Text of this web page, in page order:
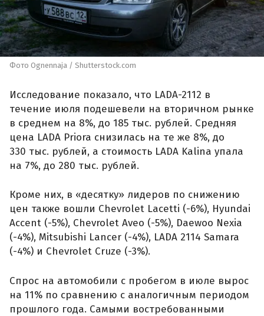
Фото Ognennaja / Shutterstock.com
Исследование показало, что LADA-2112 в
течение июля подешевели на вторичном рынке
в среднем на 8%, до 185 тыс. рублей. Средняя
цена LADA Priora снизилась на те же 8%, до
330 тыс. рублей, а стоимость LADA Kalina упала
на 7%, до 280 тыс. рублей.
Кроме них, в «десятку» лидеров по снижению
цен также вошли Chevrolet Lacetti (-6%), Hyundai
Accent (-5%), Chevrolet Aveo (-5%), Daewoo Nexia
(-4%), Mitsubishi Lancer (-4%), LADA 2114 Samara
(-4%) и Chevrolet Cruze (-3%).
Спрос на автомобили с пробегом в июле вырос
на 11% по сравнению с аналогичным периодом
прошлого года. Самыми востребованными